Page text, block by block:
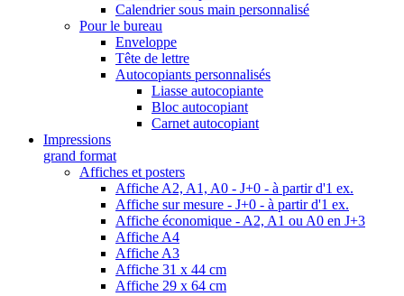
Calendrier sous main personnalisé
Pour le bureau
Enveloppe
Tête de lettre
Autocopiants personnalisés
Liasse autocopiante
Bloc autocopiant
Carnet autocopiant
Impressions
grand format
Affiches et posters
Affiche A2, A1, A0 - J+0 - à partir d'1 ex.
Affiche sur mesure - J+0 - à partir d'1 ex.
Affiche économique - A2, A1 ou A0 en J+3
Affiche A4
Affiche A3
Affiche 31 x 44 cm
Affiche 29 x 64 cm